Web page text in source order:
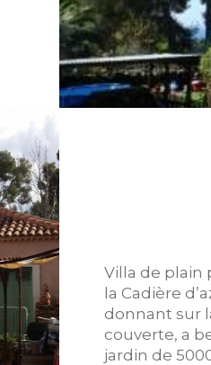
Villa de plain
la Cadière
donnant sur
couverte, a
jardin de